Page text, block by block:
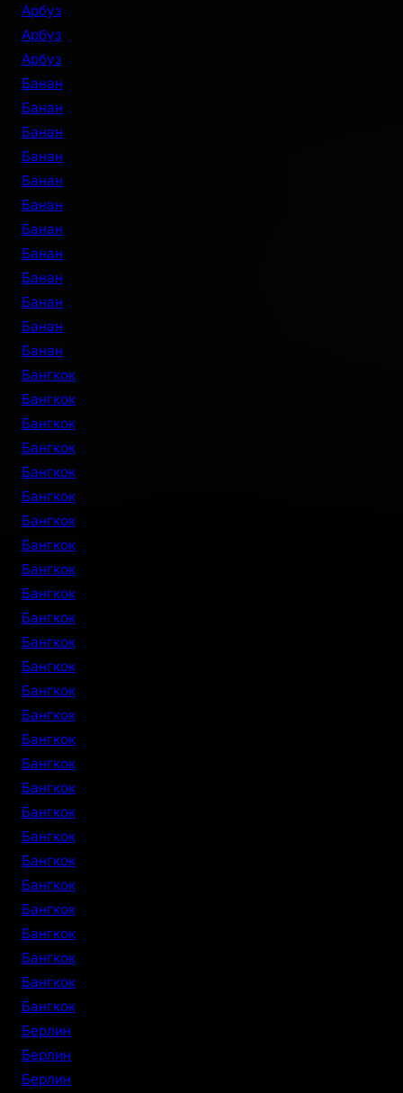
Арбуз
Арбуз
Арбуз
Банан
Банан
Банан
Банан
Банан
Банан
Банан
Банан
Банан
Банан
Банан
Банан
Бангкок
Бангкок
Бангкок
Бангкок
Бангкок
Бангкок
Бангкок
Бангкок
Бангкок
Бангкок
Бангкок
Бангкок
Бангкок
Бангкок
Бангкок
Бангкок
Бангкок
Бангкок
Бангкок
Бангкок
Бангкок
Бангкок
Бангкок
Бангкок
Бангкок
Бангкок
Бангкок
Берлин
Берлин
Берлин